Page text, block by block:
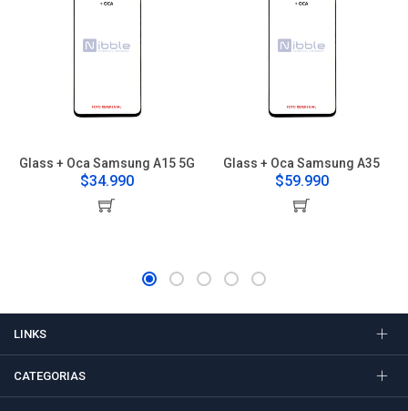
Glass + Oca Samsung A15 5G
$34.990
Glass + Oca Samsung A35
$59.990
LINKS
CATEGORIAS